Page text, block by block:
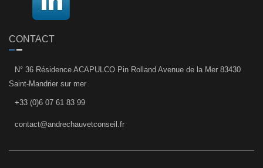
CONTACT
N° 36 Résidence ACAPULCO Pin Rolland Avenue de la Mer 83430
Saint-Mandrier sur mer
+33 (0)6 07 61 83 99
contact@andrechauvetconseil.fr